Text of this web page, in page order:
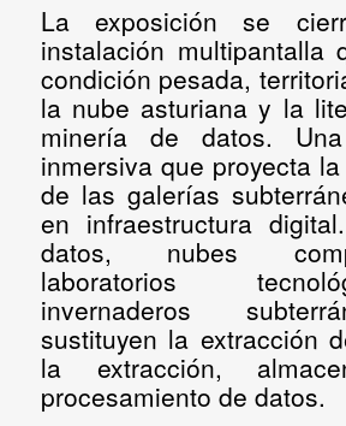
La exposición se
instalación multipantalla
condición pesada,
la nube asturiana y la
minería de datos.
inmersiva que proyecta
de las galerías
en infraestructura digital
datos, nubes
laboratorios
invernaderos
sustituyen la extracción
la extracción,
procesamiento de datos.